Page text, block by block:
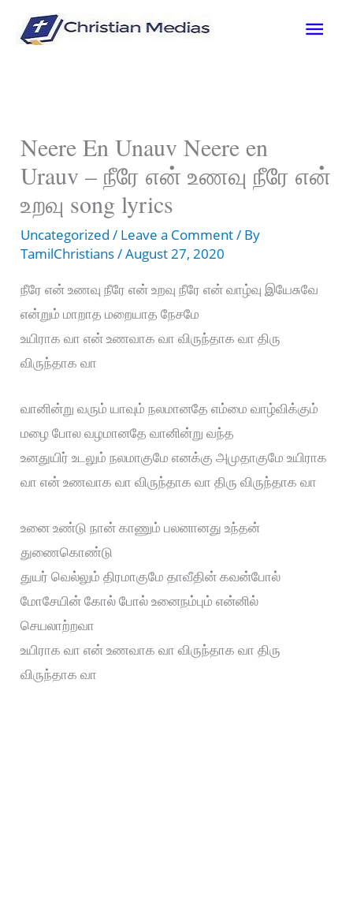
Neere En Unauv Neere en
Urauv – நீரே என் உணவு நீரே என்
உறவு song lyrics
Uncategorized / Leave a Comment/ By
TamilChristians/August 27, 2020
நீரே என் உணவு நீரே என் உறவு நீரே என் வாழ்வு இயேசுவே
என்றும் மாறாத மறையாத நேசமே
உயிராக வா என் உணவாக வா விருந்தாக வா திரு
விருந்தாக வா
வானின்று வரும் யாவும் நலமானதே எம்மை வாழ்விக்கும்
மழை போல வழமானதே வானின்று வந்த
உனதுயிர் உடலும் நலமாகுமே எனக்கு அமுதாகுமே உயிராக
வா என் உணவாக வா விருந்தாக வா திரு விருந்தாக வா
உனை உண்டு நான் காணும் பலனானது உந்தன்
துணைகொண்டு
துயர் வெல்லும் திரமாகுமே தாவீதின் கவன்போல்
மோசேயின் கோல் போல் உனைநம்பும் என்னில்
செயலாற்றவா
உயிராக வா என் உணவாக வா விருந்தாக வா திரு
விருந்தாக வா